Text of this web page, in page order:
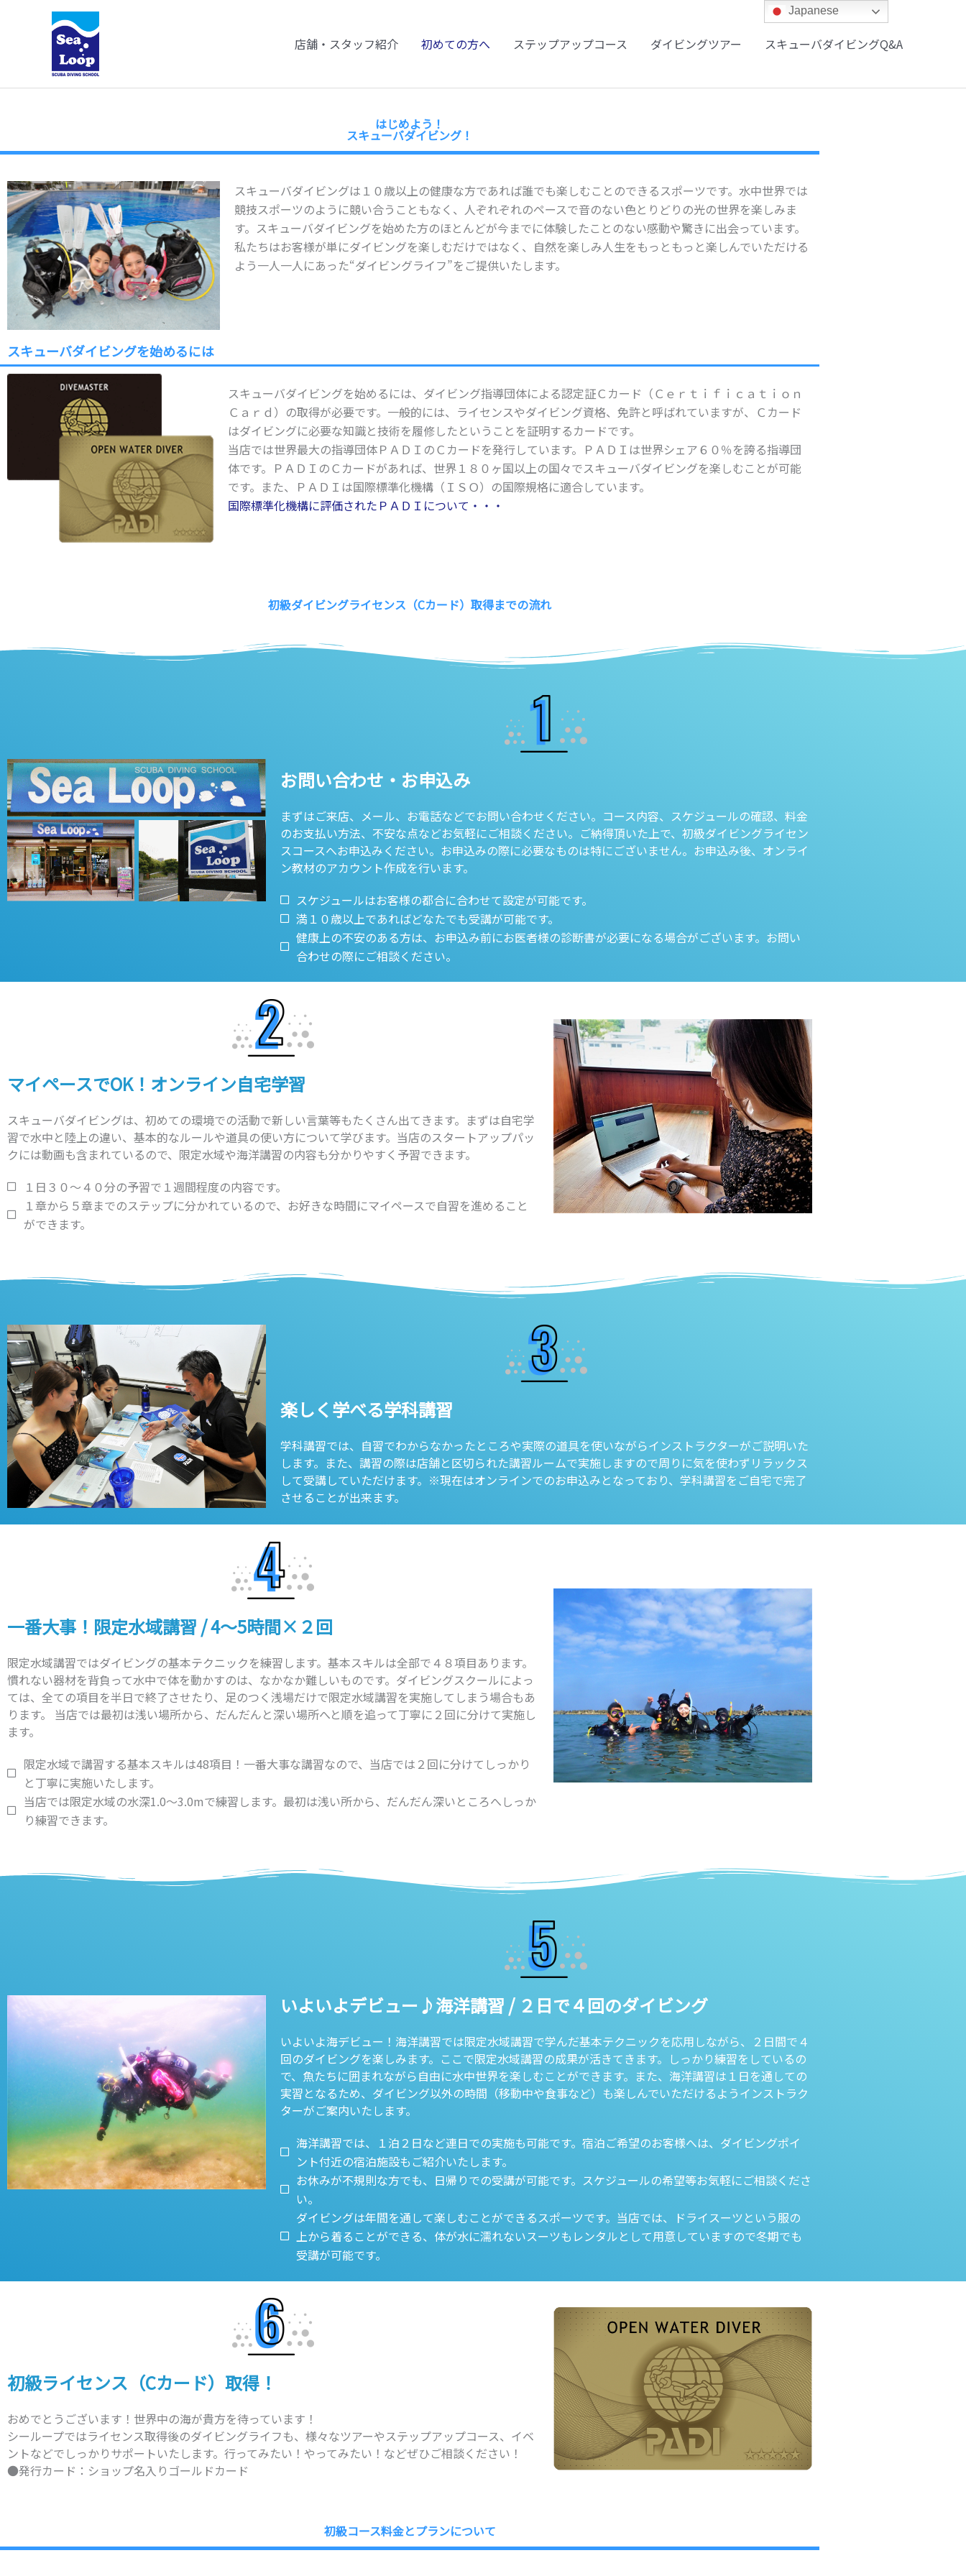
キ
店舗・スタッフ紹介 初めての方へ ステップアップコース ダイビングツアー スキューバダイビングQ&A
はじめよう！
スキューバダイビング！
スキューバダイビングは１０歳以上の健康な方であれば誰でも楽しむことのできるスポーツです。水中世界では
競技スポーツのように競い合うこともなく、人ぞれぞれのペースで音のない色とりどりの光の世界を楽しみま
す。スキューバダイビングを始めた方のほとんどが今までに体験したことのない感動や驚きに出会っています。
私たちはお客様が単にダイビングを楽しむだけではなく、自然を楽しみ人生をもっともっと楽しんでいただける
よう一人一人にあった“ダイビングライフ”をご提供いたします。
スキューバダイビングを始めるには
スキューバダイビングを始めるには、ダイビング指導団体による認定証Ｃカード（Ｃｅｒｔｉｆｉｃａｔｉｏｎ
Ｃａｒｄ）の取得が必要です。一般的には、ライセンスやダイビング資格、免許と呼ばれていますが、Ｃカード
はダイビングに必要な知識と技術を履修したということを証明するカードです。
当店では世界最大の指導団体ＰＡＤＩのＣカードを発行しています。ＰＡＤＩは世界シェア６０％を誇る指導団
体です。ＰＡＤＩのＣカードがあれば、世界１８０ヶ国以上の国々でスキューバダイビングを楽しむことが可能
です。また、ＰＡＤＩは国際標準化機構（ＩＳＯ）の国際規格に適合しています。
国際標準化機構に評価されたＰＡＤＩについて・・・
初級ダイビングライセンス（Cカード）取得までの流れ
お問い合わせ・お申込み
まずはご来店、メール、お電話などでお問い合わせください。コース内容、スケジュールの確認、料金
のお支払い方法、不安な点などお気軽にご相談ください。ご納得頂いた上で、初級ダイビングライセン
スコースへお申込みください。お申込みの際に必要なものは特にございません。お申込み後、オンライ
ン教材のアカウント作成を行います。
スケジュールはお客様の都合に合わせて設定が可能です。
満１０歳以上であればどなたでも受講が可能です。
健康上の不安のある方は、お申込み前にお医者様の診断書が必要になる場合がございます。お問い
合わせの際にご相談ください。
マイペースでOK！オンライン自宅学習
スキューバダイビングは、初めての環境での活動で新しい言葉等もたくさん出てきます。まずは自宅学
習で水中と陸上の違い、基本的なルールや道具の使い方について学びます。当店のスタートアップパッ
クには動画も含まれているので、限定水域や海洋講習の内容も分かりやすく予習できます。
１日３０～４０分の予習で１週間程度の内容です。
１章から５章までのステップに分かれているので、お好きな時間にマイペースで自習を進めること
ができます。
楽しく学べる学科講習
学科講習では、自習でわからなかったところや実際の道具を使いながらインストラクターがご説明いた
します。また、講習の際は店舗と区切られた講習ルームで実施しますので周りに気を使わずリラックス
して受講していただけます。※現在はオンラインでのお申込みとなっており、学科講習をご自宅で完了
させることが出来ます。
一番大事！限定水域講習 / 4～5時間×２回
限定水域講習ではダイビングの基本テクニックを練習します。基本スキルは全部で４８項目あります。
慣れない器材を背負って水中で体を動かすのは、なかなか難しいものです。ダイビングスクールによっ
ては、全ての項目を半日で終了させたり、足のつく浅場だけで限定水域講習を実施してしまう場合もあ
ります。 当店では最初は浅い場所から、だんだんと深い場所へと順を追って丁寧に２回に分けて実施し
ます。
限定水域で講習する基本スキルは48項目！一番大事な講習なので、当店では２回に分けてしっかり
と丁寧に実施いたします。
当店では限定水域の水深1.0～3.0mで練習します。最初は浅い所から、だんだん深いところへしっか
り練習できます。
いよいよデビュー♪海洋講習 / ２日で４回のダイビング
いよいよ海デビュー！海洋講習では限定水域講習で学んだ基本テクニックを応用しながら、２日間で４
回のダイビングを楽しみます。ここで限定水域講習の成果が活きてきます。しっかり練習をしているの
で、魚たちに囲まれながら自由に水中世界を楽しむことができます。また、海洋講習は１日を通しての
実習となるため、ダイビング以外の時間（移動中や食事など）も楽しんでいただけるようインストラク
ターがご案内いたします。
海洋講習では、１泊２日など連日での実施も可能です。宿泊ご希望のお客様へは、ダイビングポイ
ント付近の宿泊施設もご紹介いたします。
お休みが不規則な方でも、日帰りでの受講が可能です。スケジュールの希望等お気軽にご相談くださ
い。
ダイビングは年間を通して楽しむことができるスポーツです。当店では、ドライスーツという服の
上から着ることができる、体が水に濡れないスーツもレンタルとして用意していますので冬期でも
受講が可能です。
初級ライセンス（Cカード）取得！
おめでとうございます！世界中の海が貴方を待っています！
シーループではライセンス取得後のダイビングライフも、様々なツアーやステップアップコース、イベ
ントなどでしっかりサポートいたします。行ってみたい！やってみたい！などぜひご相談ください！
●発行カード：ショップ名入りゴールドカード
初級コース料金とプランについて
Japanese